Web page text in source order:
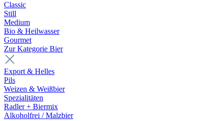
Classic
Still
Medium
Bio & Heilwasser
Gourmet
Zur Kategorie Bier
Export & Helles
Pils
Weizen & Weißbier
Spezialitäten
Radler + Biermix
Alkoholfrei / Malzbier